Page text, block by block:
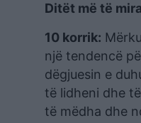
Ditët më të
10 korrik:
një tendencë
dëgjuesin e
të lidheni dhe
të mëdha dhe